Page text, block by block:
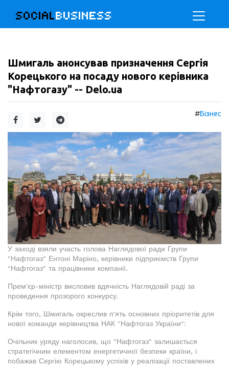
SOCIALBUSINESS
Шмигаль анонсував призначення Сергія
Корецького на посаду нового керівника
"Нафтогазу" -- Delo.ua
#Бізнес
У заході взяли участь голова Наглядової ради Групи
"Нафтогаз" Ентоні Маріно, керівники підприємств Групи
"Нафтогаз" та працівники компанії.
Прем'єр-міністр висловив вдячність Наглядовій раді за
проведення прозорого конкурсу.
Крім того, Шмигаль окреслив п'ять основних пріоритетів для
нової команди керівництва НАК "Нафтогаз України":
Очільник уряду наголосив, що "Нафтогаз" залишається
стратегічним елементом енергетичної безпеки країни, і
побажав Сергію Корецькому успіхів у реалізації поставлених